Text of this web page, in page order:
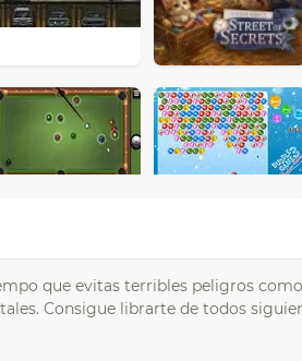
que evitas terribles peligros
Consigue librarte de todos